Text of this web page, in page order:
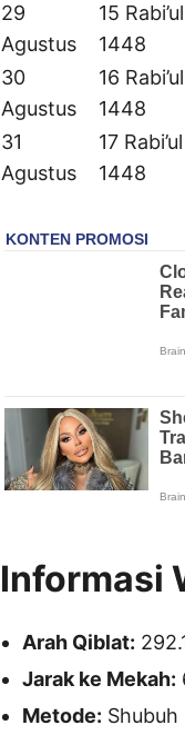
29
Agustus
15
1448
30
Agustus
16
1448
31
Agustus
17
1448
Informasi
Arah Qiblat:
Jarak ke Mekah:
Metode: Shubuh